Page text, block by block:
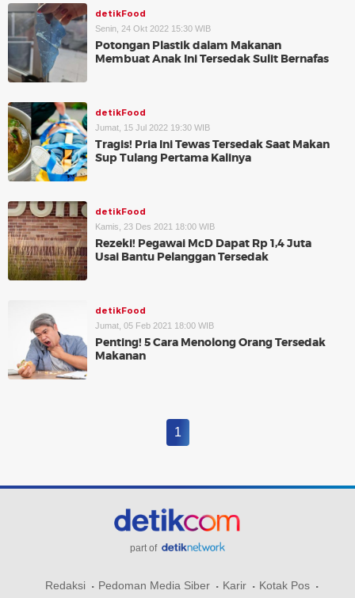
detikFood
Senin, 24 Okt 2022 15:30 WIB
Potongan Plastik dalam Makanan
Membuat Anak Ini Tersedak Sulit Bernafas
detikFood
Jumat, 15 Jul 2022 19:30 WIB
Tragis! Pria Ini Tewas Tersedak Saat Makan
Sup Tulang Pertama Kalinya
detikFood
Kamis, 23 Des 2021 18:00 WIB
Rezeki! Pegawai McD Dapat Rp 1,4 Juta
Usai Bantu Pelanggan Tersedak
detikFood
Jumat, 05 Feb 2021 18:00 WIB
Penting! 5 Cara Menolong Orang Tersedak
Makanan
1
part of
Redaksi Pedoman Media Siber Karir Kotak Pos